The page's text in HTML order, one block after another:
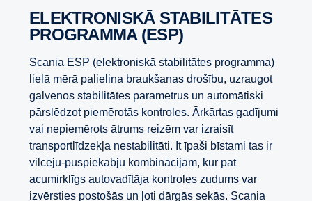
ELEKTRONISKĀ STABILITĀTES
PROGRAMMA (ESP)
Scania ESP (elektroniskā stabilitātes programma)
lielā mērā palielina braukšanas drošību, uzraugot
galvenos stabilitātes parametrus un automātiski
pārslēdzot piemērotās kontroles. Ārkārtas gadījumi
vai nepiemērots ātrums reizēm var izraisīt
transportlīdzekļa nestabilitāti. It īpaši bīstami tas ir
vilcēju-puspiekabju kombinācijām, kur pat
acumirklīgs autovadītāja kontroles zudums var
izvērsties postošās un ļoti dārgās sekās. Scania